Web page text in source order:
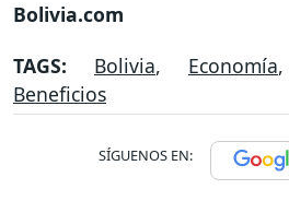
Bolivia.com
TAGS: Bolivia, Economía
Beneficios
SÍGUENOS EN: